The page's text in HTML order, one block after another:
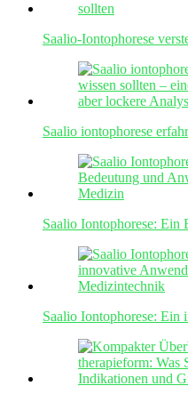
Saalio-Iontophorese
Saalio iontophorese
Saalio Iontophorese:
Saalio Iontophorese: